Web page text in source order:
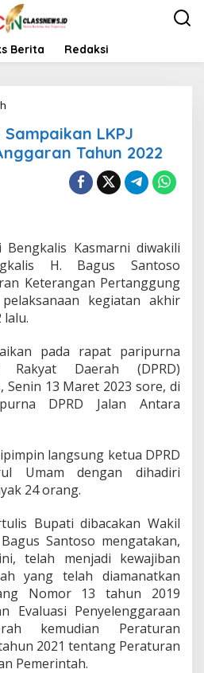
Berita Redaksi
p
a
t
a
r
n
i
S
a
p
k
a
K
P
J
K
g
i
a
t
a
n
A
h
i
r
LKPJ
Tahun 2022
Bengkalis Kasmarni diwakili
H. Bagus Santoso
Keterangan Pertanggung
kegiatan akhir
pada rapat paripurna
Rakyat Daerah (DPRD)
Senin 13 Maret 2023 sore, di
DPRD Jalan Antara
langsung ketua DPRD
Umam dengan dihadiri
24 orang.
Bupati dibacakan Wakil
Santoso mengatakan,
telah menjadi kewajiban
yang telah diamanatkan
Nomor 13 tahun 2019
Evaluasi Penyelenggaraan
kemudian Peraturan
2021 tentang Peraturan
Pemerintah.